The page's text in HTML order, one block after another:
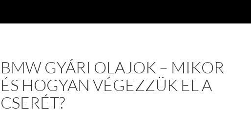
BMW GYÁRI OLAJOK – MIKOR
ÉS HOGYAN VÉGEZZÜK EL A
CSERÉT?